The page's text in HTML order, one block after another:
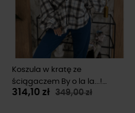
Koszula w kratę ze
ściągaczem By o la la...!
beżowa z granatem
314,10 zł 349,00 zł